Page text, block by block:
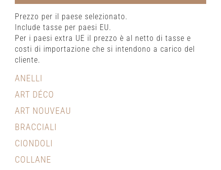
Prezzo per il paese selezionato.
Include tasse per paesi EU.
Per i paesi extra UE il prezzo è al netto di tasse e
costi di importazione che si intendono a carico del
cliente.
ANELLI
ART DÉCO
ART NOUVEAU
BRACCIALI
CIONDOLI
COLLANE